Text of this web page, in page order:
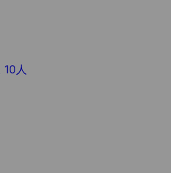
10人